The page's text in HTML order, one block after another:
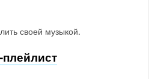
своей музыкой.
плейлист